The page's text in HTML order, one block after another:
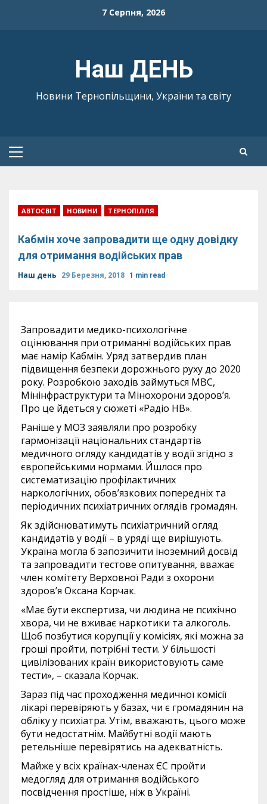
7 Серпня, 2026
Наш ДЕНЬ
Новини Тернопільщини, України та світу
Primary
АВТОСВІТ НОВИНИ ТЕРНОПІЛЛЯ
Кабмін хоче запровадити ще одну довідку
для отримання водійських прав
Наш день 29 Березня, 2018 1 min read
Запровадити медико-психологічне
оцінювання при отриманні водійських прав
має намір Кабмін. Уряд затвердив план
підвищення безпеки дорожнього руху до 2020
року. Розробкою заходів займуться МВС,
Мінінфраструктури та Мінохорони здоров’я.
Про це йдеться у сюжеті «Радіо НВ».
Раніше у МОЗ заявляли про розробку
гармонізації національних стандартів
медичного огляду кандидатів у водії згідно з
європейськими нормами. Йшлося про
систематизацію профілактичних
наркологічних, обов’язкових попередніх та
періодичних психіатричних оглядів громадян.
Як здійснюватимуть психіатричний огляд
кандидатів у водії – в уряді ще вирішують.
Україна могла б запозичити іноземний досвід
та запровадити тестове опитування, вважає
член комітету Верховної Ради з охорони
здоров’я Оксана Корчак.
«Має бути експертиза, чи людина не психічно
хвора, чи не вживає наркотики та алкоголь.
Щоб позбутися корупції у комісіях, які можна за
гроші пройти, потрібні тести. У більшості
цивілізованих країн використовують саме
тести», – сказала Корчак.
Зараз під час проходження медичної комісії
лікарі перевіряють у базах, чи є громадянин на
обліку у психіатра. Утім, вважають, цього може
бути недостатнім. Майбутні водії мають
ретельніше перевірятись на адекватність.
Майже у всіх країнах-членах ЄС пройти
медогляд для отримання водійського
посвідчення простіше, ніж в Україні.